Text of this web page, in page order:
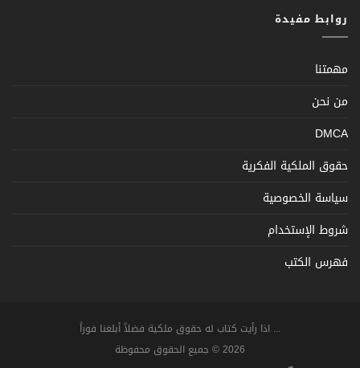
روابط مفيدة
مهمتنا
من نحن
DMCA
حقوق الملكية الفكرية
سياسة الخصوصية
شروط الإستخدام
فهرس الكتب
... اذا رأيت كتاب له حقوق ملكية فضلاً أبلغنا فوراً
2026 © جميع الحقوق محفوظة